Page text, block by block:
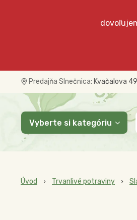
Predajňa Slnečnica: Kvačalova
Úvod Trvanlivé potraviny
Vyberte si kategóriu